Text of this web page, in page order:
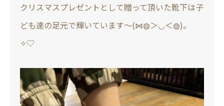
クリスマスプレゼントとして贈って頂いた靴下は子
ども達の足元で輝いています～(⋈◍＞◡＜◍)。
✧♡